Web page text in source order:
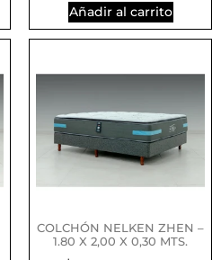
Añadir al carrito
COLCHÓN NELKEN ZHEN –
1.80 X 2,00 X 0,30 MTS.